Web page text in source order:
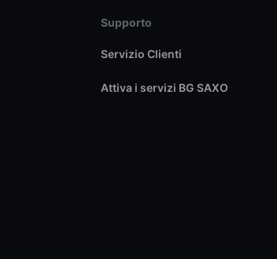
Supporto
Servizio Clienti
Attiva i servizi BG SAXO